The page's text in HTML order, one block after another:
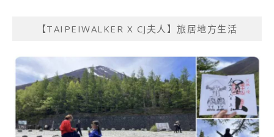
【TAIPEIWALKER X CJ夫人】旅居地方生活